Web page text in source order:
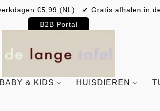
€5,99 (NL) ✔ Gratis afhalen in
B2B Portal
BABY & KIDS HUISDIEREN